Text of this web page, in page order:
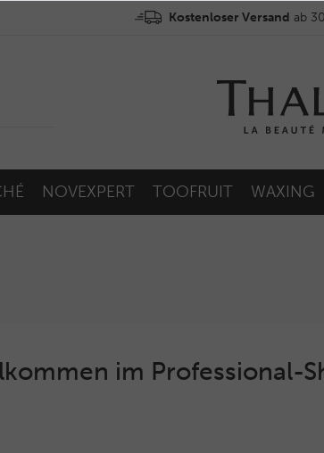
Kostenloser Versand ab
NOVEXPERT TOOFRUIT WAXING
im Professional-